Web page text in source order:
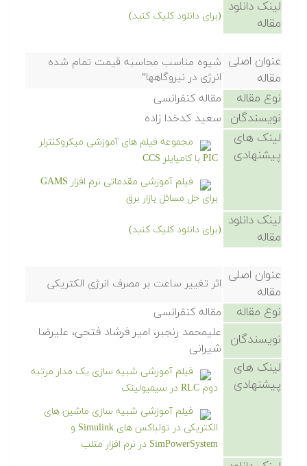
لینک دانلود
مقاله
(برای دانلود کلیک کنید)
عنوان اصلی
مقاله
شیوه مناسب محاسبه قیمت تمام شده
انرژی در نیروگاهها"
نوع مقاله مقاله کنفرانسی
نویسندگان سعید کدخدا زاده
لینک های
پیشنهادی
مجموعه فیلم های آموزشی میکروکنترلر
PIC با کامپایلر CCS
فیلم آموزشی مقدماتی نرم افزار GAMS
برای حل مسائل بازار برق
لینک دانلود
مقاله
(برای دانلود کلیک کنید)
عنوان اصلی
مقاله
اثر تغییر ساعت بر مصرف انرژی الکتریکی
نوع مقاله مقاله کنفرانسی
نویسندگان
علیمحمد رنجبر، امیر فرشاد فتحی، علیرضا
شیرانی
لینک های
پیشنهادی
فیلم آموزشی شبیه سازی یک مدار مرتبه
دوم RLC در سیمیولینک
فیلم آموزشی شبیه سازی ماشین های
الکتریکی در تولباکس های Simulink و
SimPowerSystem در نرم افزار متلب